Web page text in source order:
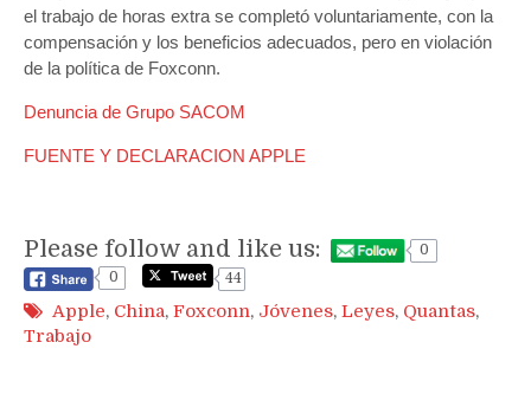
el trabajo de horas extra se completó voluntariamente, con la
compensación y los beneficios adecuados, pero en violación
de la política de Foxconn.
Denuncia de Grupo SACOM
FUENTE Y DECLARACION APPLE
Please follow and like us:
0
0
44
Apple, China, Foxconn, Jóvenes, Leyes, Quantas,
Trabajo